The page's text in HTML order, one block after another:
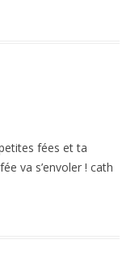
fées et ta
va s’envoler ! cath